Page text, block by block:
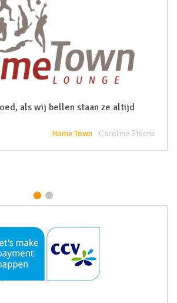
als wij bellen staan ze altijd
Home Town Caroline Steens